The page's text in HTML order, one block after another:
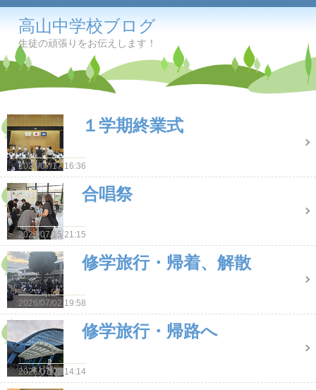
高山中学校ブログ
生徒の頑張りをお伝えします！
１学期終業式
2026/07/17 16:36
合唱祭
2026/07/15 21:15
修学旅行・帰着、解散
2026/07/02 19:58
修学旅行・帰路へ
2026/07/02 14:14